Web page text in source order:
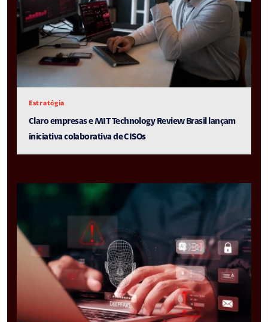
Estratégia
Claro empresas e MIT Technology Review Brasil lançam
iniciativa colaborativa de CISOs